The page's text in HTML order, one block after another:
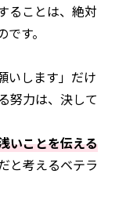
ることは、絶対
す。
いします」だけ
努力は、決して
いことを伝える
と考えるベテラ